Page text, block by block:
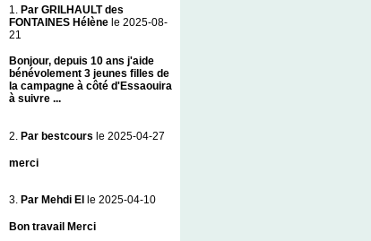
1.
Par GRILHAULT des
FONTAINES Hélène le 2025-08-
21
Bonjour, depuis 10 ans j'aide
bénévolement 3 jeunes filles de
la campagne à côté d'Essaouira
à suivre ...
2. Par bestcours le 2025-04-27
merci
3. Par Mehdi El le 2025-04-10
Bon travail Merci